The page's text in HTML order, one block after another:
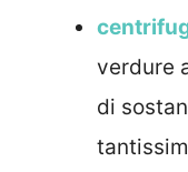
verdure
di